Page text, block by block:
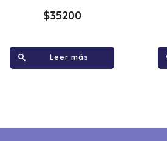
$35200
Leer más